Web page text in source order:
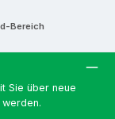
Bereich
Sie über neue